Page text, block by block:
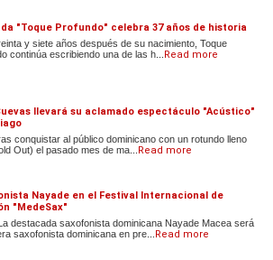
"Toque Profundo" celebra 37 años de historia
y siete años después de su nacimiento, Toque
continúa escribiendo una de las h...
Read more
llevará su aclamado espectáculo "Acústico"
conquistar al público dominicano con un rotundo lleno
Out) el pasado mes de ma...
Read more
Nayade en el Festival Internacional de
"MedeSax"
destacada saxofonista dominicana Nayade Macea será
saxofonista dominicana en pre...
Read more